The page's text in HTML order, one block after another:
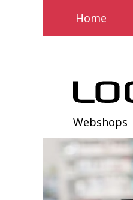
Home
Webshops